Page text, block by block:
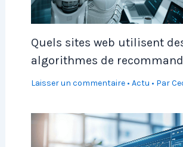
Quels sites web utilisent
algorithmes de
Laisser un commentaire • Actu • Par